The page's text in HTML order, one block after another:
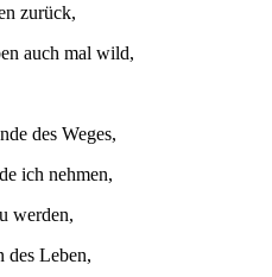
zurück,
auch mal wild,
des Weges,
ich nehmen,
werden,
des Leben,